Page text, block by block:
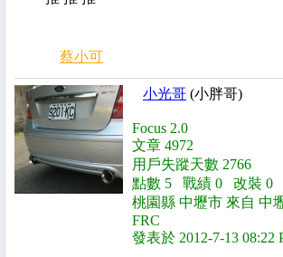
蔡小可
小光哥 (小胖哥)
Focus 2.0
文章 4972
用戶失蹤天數 2766
點數 5 戰績 0 改裝 0
桃園縣 中壢市 來自 中
FRC
發表於 2012-7-13 08:22